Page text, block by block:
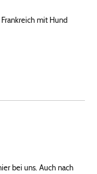
Frankreich mit Hund
bei uns. Auch nach